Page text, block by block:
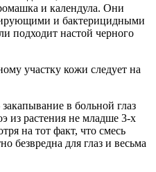
и календула. Они
и бактерицидными
подходит настой черного
участку кожи следует на
в больной глаз
из растения не младше 3-х
на тот факт, что смесь
безвредна для глаз и весьма